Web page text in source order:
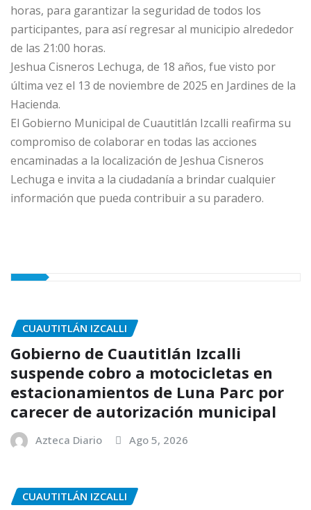
horas, para garantizar la seguridad de todos los
participantes, para así regresar al municipio alrededor
de las 21:00 horas.
Jeshua Cisneros Lechuga, de 18 años, fue visto por
última vez el 13 de noviembre de 2025 en Jardines de la
Hacienda.
El Gobierno Municipal de Cuautitlán Izcalli reafirma su
compromiso de colaborar en todas las acciones
encaminadas a la localización de Jeshua Cisneros
Lechuga e invita a la ciudadanía a brindar cualquier
información que pueda contribuir a su paradero.
CUAUTITLÁN IZCALLI
Gobierno de Cuautitlán Izcalli
suspende cobro a motocicletas en
estacionamientos de Luna Parc por
carecer de autorización municipal
Azteca Diario Ago 5, 2026
CUAUTITLÁN IZCALLI